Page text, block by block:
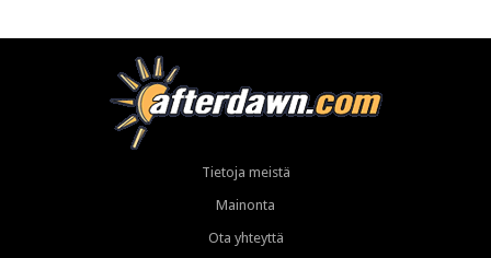
Tietoja meistä
Mainonta
Ota yhteyttä